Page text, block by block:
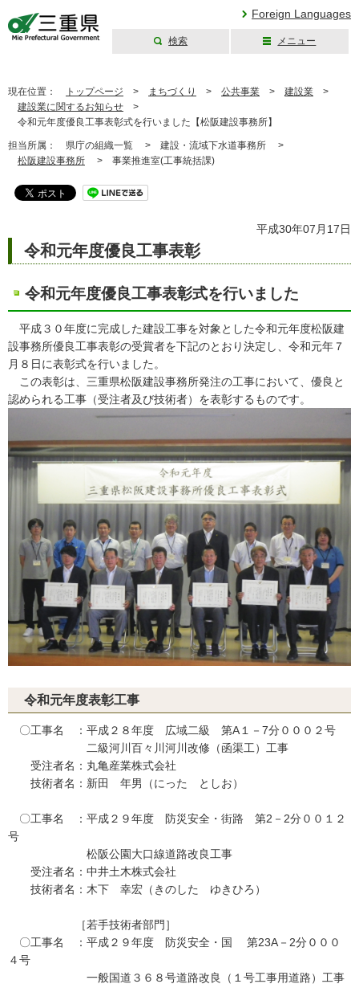
Foreign Languages
検索 メニュー
現在位置： トップページ > まちづくり > 公共事業 > 建設業 >
建設業に関するお知らせ >
令和元年度優良工事表彰式を行いました【松阪建設事務所】
担当所属： 県庁の組織一覧 > 建設・流域下水道事務所 >
松阪建設事務所 > 事業推進室(工事統括課)
平成30年07月17日
令和元年度優良工事表彰
令和元年度優良工事表彰式を行いました
平成３０年度に完成した建設工事を対象とした令和元年度松阪建
設事務所優良工事表彰の受賞者を下記のとおり決定し、令和元年７
月８日に表彰式を行いました。
この表彰は、三重県松阪建設事務所発注の工事において、優良と
認められる工事（受注者及び技術者）を表彰するものです。
令和元年度表彰工事
〇工事名 ：平成２８年度 広域二級 第A１－7分０００２号
二級河川百々川河川改修（函渠工）工事
受注者名：丸亀産業株式会社
技術者名：新田 年男（にった としお）
〇工事名 ：平成２９年度 防災安全・街路 第2－2分００１２
号
松阪公園大口線道路改良工事
受注者名：中井土木株式会社
技術者名：木下 幸宏（きのした ゆきひろ）
［若手技術者部門］
〇工事名 ：平成２９年度 防災安全・国 第23A－2分０００
４号
一般国道３６８号道路改良（１号工事用道路）工事